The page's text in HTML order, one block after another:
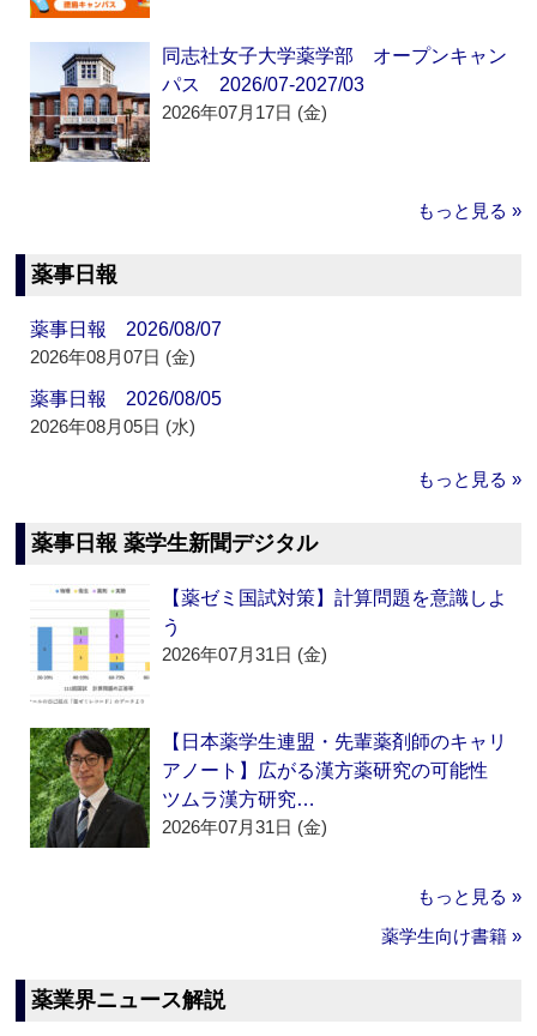
同志社女子大学薬学部 オープンキャン
パス 2026/07-2027/03
2026年07月17日 (金)
もっと見る »
薬事日報
薬事日報 2026/08/07
2026年08月07日 (金)
薬事日報 2026/08/05
2026年08月05日 (水)
もっと見る »
薬事日報 薬学生新聞デジタル
【薬ゼミ国試対策】計算問題を意識しよ
う
2026年07月31日 (金)
【日本薬学生連盟・先輩薬剤師のキャリ
アノート】広がる漢方薬研究の可能性
ツムラ漢方研究…
2026年07月31日 (金)
もっと見る »
薬学生向け書籍 »
薬業界ニュース解説